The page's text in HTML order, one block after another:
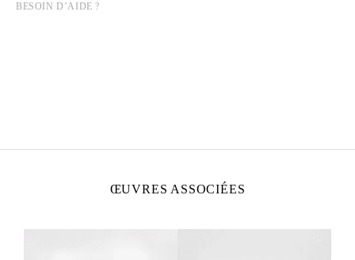
BESOIN D’AIDE ?
ŒUVRES ASSOCIÉES